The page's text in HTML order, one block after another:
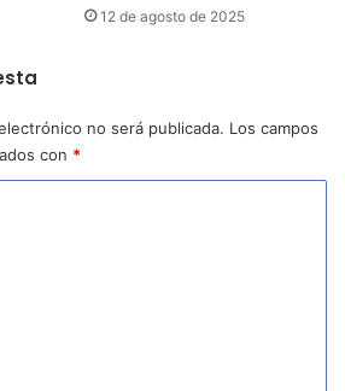
12 de agosto de 2025
no será publicada. Los campos
con *